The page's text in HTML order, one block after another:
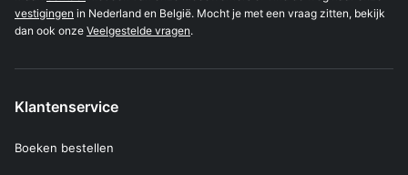
vestigingen in Nederland en België. Mocht je met een vraag zitten, bekijk
dan ook onze Veelgestelde vragen.
Klantenservice
Boeken bestellen